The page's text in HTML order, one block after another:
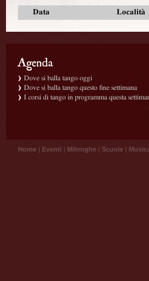
Data Località
Dove si balla tango oggi
Dove si balla tango questo fine settimana
I corsi di tango in programma questa
Home | Eventi | Milonghe | Scuole |